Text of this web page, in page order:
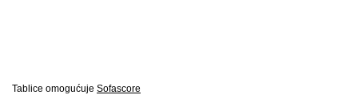
Tablice omogućuje Sofascore